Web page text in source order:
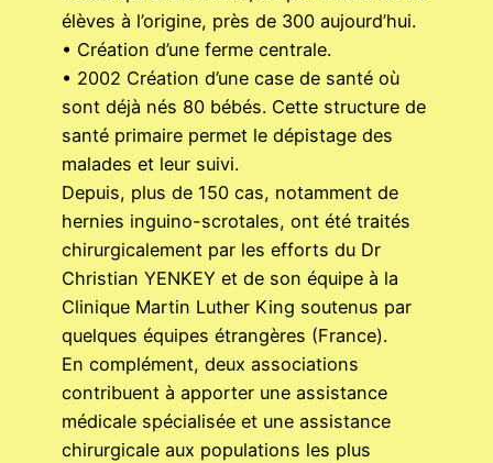
élèves à l’origine, près de 300 aujourd’hui.
• Création d’une ferme centrale.
• 2002 Création d’une case de santé où
sont déjà nés 80 bébés. Cette structure de
santé primaire permet le dépistage des
malades et leur suivi.
Depuis, plus de 150 cas, notamment de
hernies inguino-scrotales, ont été traités
chirurgicalement par les efforts du Dr
Christian YENKEY et de son équipe à la
Clinique Martin Luther King soutenus par
quelques équipes étrangères (France).
En complément, deux associations
contribuent à apporter une assistance
médicale spécialisée et une assistance
chirurgicale aux populations les plus